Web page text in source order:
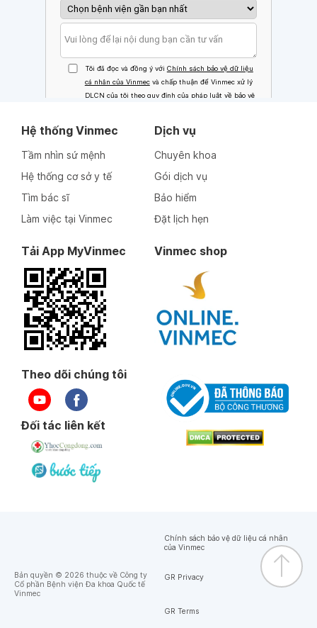
Hệ thống Vinmec
Tầm nhìn sứ mệnh
Hệ thống cơ sở y tế
Tìm bác sĩ
Làm việc tại Vinmec
Dịch vụ
Chuyên khoa
Gói dịch vụ
Bảo hiểm
Đặt lịch hẹn
Tải App MyVinmec Vinmec shop
Theo dõi chúng tôi
Đối tác liên kết
Bản quyền © 2026 thuộc về Công ty
Cổ phần Bệnh viện Đa khoa Quốc tế
Vinmec
Chính sách bảo vệ dữ liệu cá nhân
của Vinmec
GR Privacy
GR Terms